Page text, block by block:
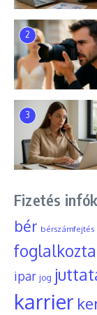
2
3
Fizetés
bér bérszámfejtés
ipar jog
karrier